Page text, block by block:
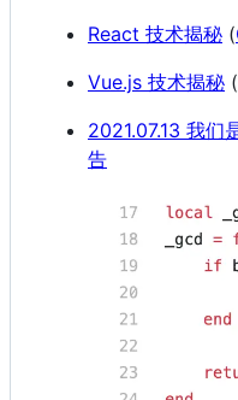
React 技术揭秘 (
Vue.js 技术揭秘 (
2021.07.13 我们
告